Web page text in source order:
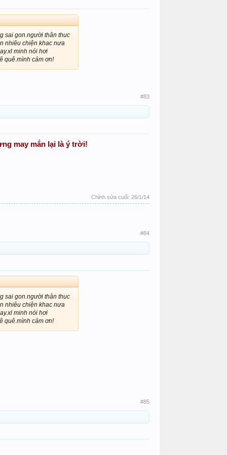
sai gon.người thân thuc
nhiêu chiện khac nưa
minh nói hơi
quê.mình cảm ơn!
#83
may mắn lại là ý trời!
Chỉnh sửa cuối: 26/1/14
#84
sai gon.người thân thuc
nhiêu chiện khac nưa
minh nói hơi
quê.mình cảm ơn!
#85